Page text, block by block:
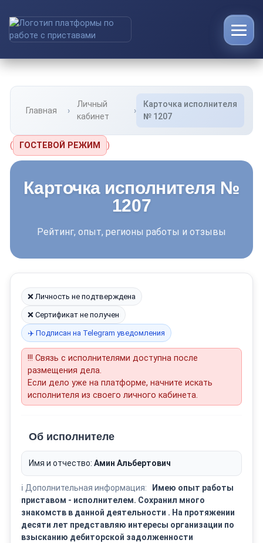
Главная
Личный
кабинет
Карточка исполнителя
№ 1207
( ГОСТЕВОЙ РЕЖИМ )
Карточка исполнителя №
1207
Рейтинг, опыт, регионы работы и отзывы
❌ Личность не подтверждена
❌ Сертификат не получен
✈️ Подписан на Telegram уведомления
!!! Связь с исполнителями доступна после
размещения дела.
Если дело уже на платформе, начните искать
исполнителя из своего личного кабинета.
Об исполнителе
Имя и отчество: Амин Альбертович
ℹ️ Дополнительная информация:
Имею опыт работы
приставом - исполнителем. Сохранил много
знакомств в данной деятельности . На протяжении
десяти лет представляю интересы организации по
взысканию дебиторской задолженности